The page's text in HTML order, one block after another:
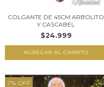
COLGANTE DE 45CM ARBOLITO
Y CASCABEL
$24.999
7% OFF